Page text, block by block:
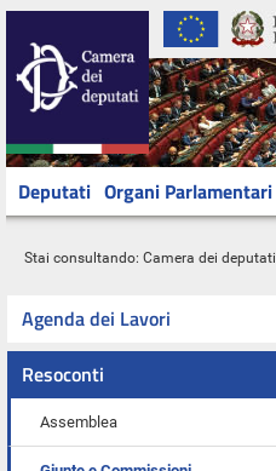
Deputati Organi Parlamentari
Stai consultando: Camera dei deputati
Agenda dei Lavori
Resoconti
Assemblea